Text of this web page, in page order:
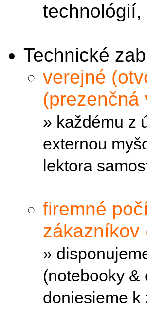
technológií,
Technické
verejné
» každému z
externou
lektora
firemné
»
(notebooky &
doniesieme k